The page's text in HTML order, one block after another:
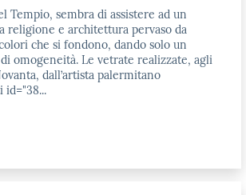
Tempio, sembra di assistere ad un
religione e architettura pervaso da
che si fondono, dando solo un
omogeneità. Le vetrate realizzate, agli
dall’artista palermitano
id="38...